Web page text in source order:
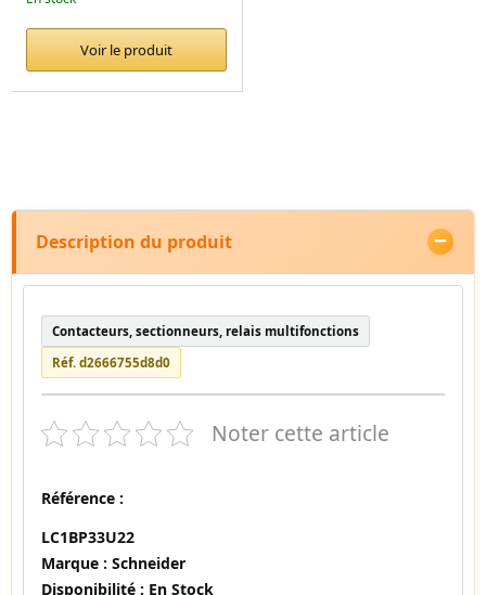
Voir le produit
Description du produit
Contacteurs, sectionneurs, relais multifonctions
Réf. d2666755d8d0
Noter cette article
Référence :
LC1BP33U22
Marque : Schneider
Disponibilité : En Stock